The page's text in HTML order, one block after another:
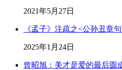
2021年5月27日
《孟子》注疏之<公孙丑章
2025年1月24日
曾昭旭：美才是爱的最后圆